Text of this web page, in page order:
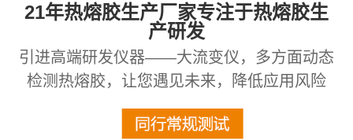
21年热熔胶生产厂家专注于热熔胶生
产研发
引进高端研发仪器——大流变仪，多方面动态
检测热熔胶，让您遇见未来，降低应用风险